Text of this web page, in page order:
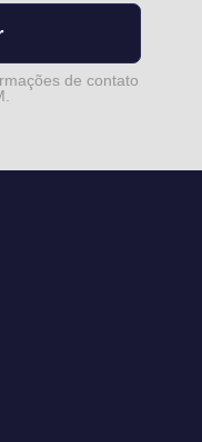
de contato